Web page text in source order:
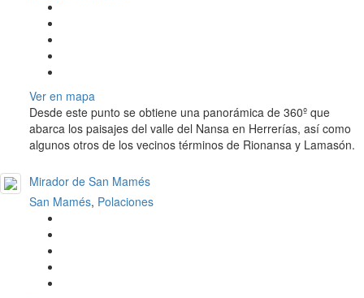
Ver en mapa
Desde este punto se obtiene una panorámica de 360º que
abarca los paisajes del valle del Nansa en Herrerías, así como
algunos otros de los vecinos términos de Rionansa y Lamasón.
Mirador de San Mamés
San Mamés, Polaciones